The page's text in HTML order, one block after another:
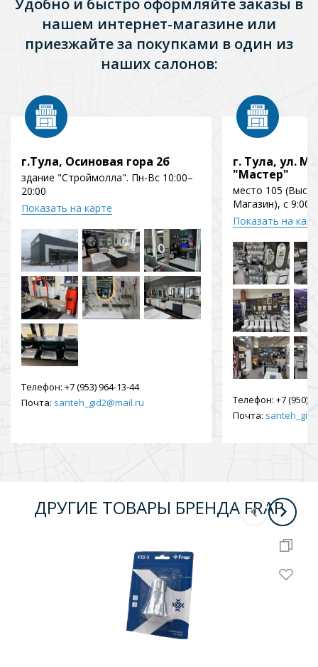
Удобно и быстро оформляйте заказы в
нашем интернет-магазине или
приезжайте за покупками в один из
наших салонов:
г.Тула, Осиновая гора 2б
здание "Строймолла". Пн-Вс 10:00–
20:00
Показать на карте
Телефон: +7 (953) 964-13-44
Почта: santeh_gid2@mail.ru
г. Тула, ул.
"Мастер"
место 105
Магазин), с 9:00
Показать на
Телефон: +7 (950)
Почта:
ДРУГИЕ ТОВАРЫ БРЕНДА FRAP